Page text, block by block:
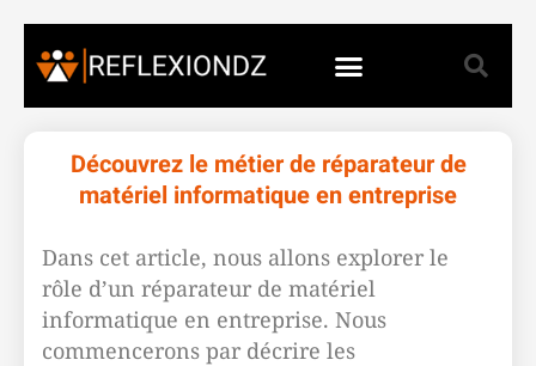
Découvrez le métier de réparateur de
matériel informatique en entreprise
Dans cet article, nous allons explorer le
rôle d’un réparateur de matériel
informatique en entreprise. Nous
commencerons par décrire les